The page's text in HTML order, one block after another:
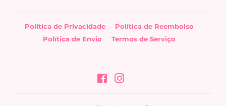
Política de Privacidade
Política de Reembolso
Política de Envio
Termos de Serviço
Facebook